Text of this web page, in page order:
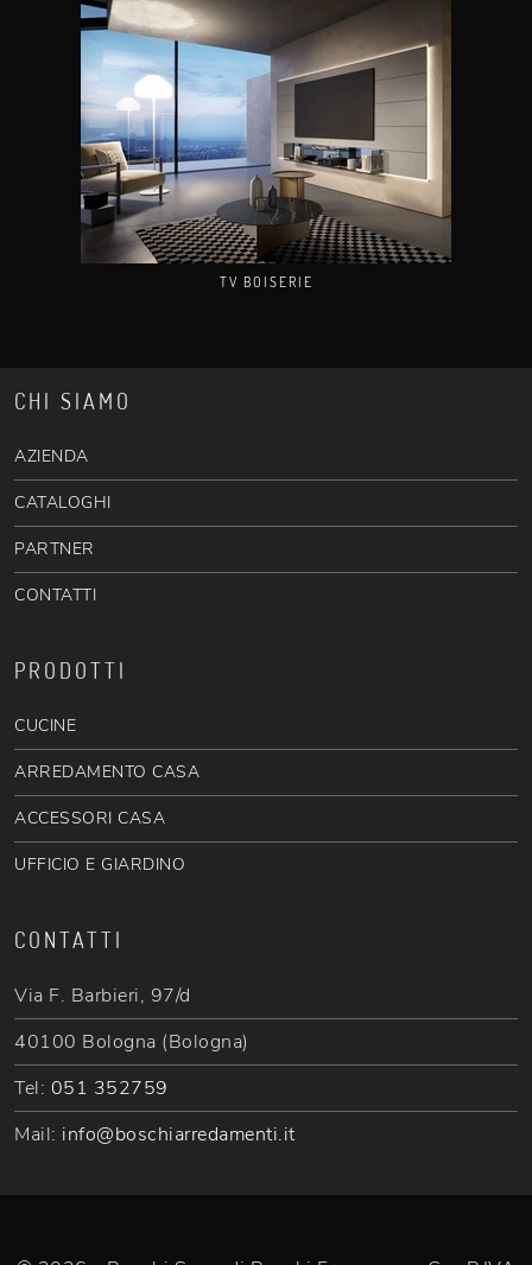
TV BOISERIE
CHI SIAMO
AZIENDA
CATALOGHI
PARTNER
CONTATTI
PRODOTTI
CUCINE
ARREDAMENTO CASA
ACCESSORI CASA
UFFICIO E GIARDINO
CONTATTI
Via F. Barbieri, 97/d
40100 Bologna (Bologna)
Tel: 051 352759
Mail: info@boschiarredamenti.it